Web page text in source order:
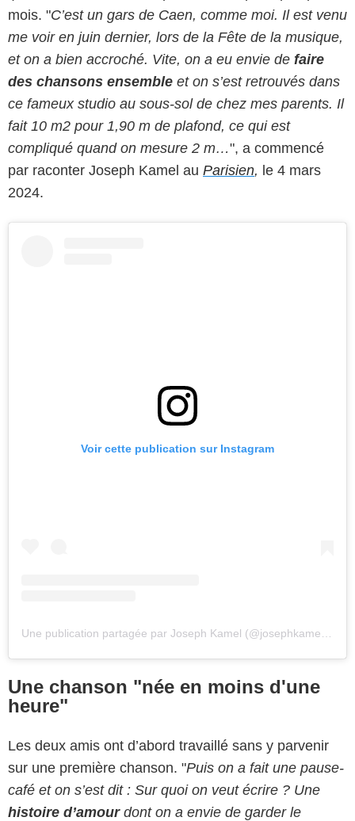
mois. "C’est un gars de Caen, comme moi. Il est venu
me voir en juin dernier, lors de la Fête de la musique,
et on a bien accroché. Vite, on a eu envie de faire
des chansons ensemble et on s’est retrouvés dans
ce fameux studio au sous-sol de chez mes parents. Il
fait 10 m2 pour 1,90 m de plafond, ce qui est
compliqué quand on mesure 2 m…", a commencé
par raconter Joseph Kamel au Parisien, le 4 mars
2024.
Voir cette publication sur Instagram
Une chanson "née en moins d'une
heure"
Les deux amis ont d’abord travaillé sans y parvenir
sur une première chanson. "Puis on a fait une pause-
café et on s’est dit : Sur quoi on veut écrire ? Une
histoire d’amour dont on a envie de garder le